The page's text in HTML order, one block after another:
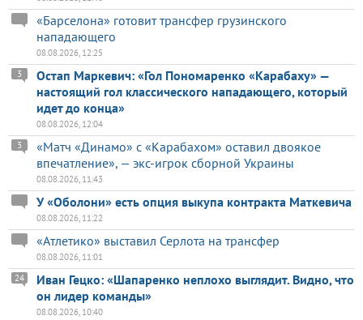
«Барселона» готовит трансфер грузинского
нападающего
08.08.2026, 12:25
Остап Маркевич: «Гол Пономаренко «Карабаху» —
настоящий гол классического нападающего, который
идет до конца»
3
08.08.2026, 12:04
«Матч «Динамо» с «Карабахом» оставил двоякое
впечатление», — экс-игрок сборной Украины
3
08.08.2026, 11:43
У «Оболони» есть опция выкупа контракта Маткевича
08.08.2026, 11:22
«Атлетико» выставил Серлота на трансфер
08.08.2026, 11:01
Иван Гецко: «Шапаренко неплохо выглядит. Видно, что
он лидер команды»
24
08.08.2026, 10:40